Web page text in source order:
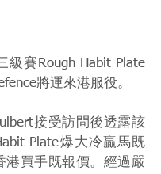
級賽Rough Habit Plate
將運來港服役。
接受訪問後透露該
Plate爆大冷贏馬既
港買手既報價。經過嚴